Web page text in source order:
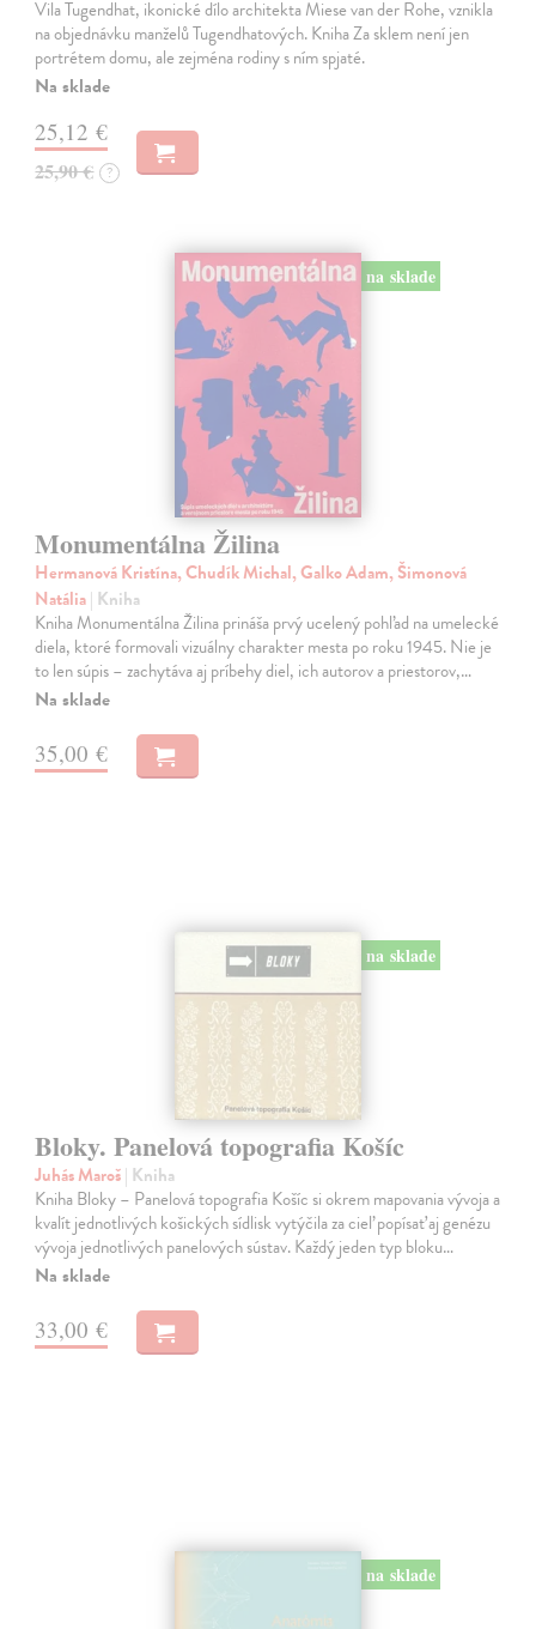
Vila Tugendhat, ikonické dílo architekta Miese van der Rohe, vznikla
na objednávku manželů Tugendhatových. Kniha Za sklem není jen
portrétem domu, ale zejména rodiny s ním spjaté.
Na sklade
25,12 €
25,90 € ?
na sklade
Monumentálna Žilina
Hermanová Kristína, Chudík Michal, Galko Adam, Šimonová
Natália| Kniha
Kniha Monumentálna Žilina prináša prvý ucelený pohľad na umelecké
diela, ktoré formovali vizuálny charakter mesta po roku 1945. Nie je
to len súpis – zachytáva aj príbehy diel, ich autorov a priestorov,…
Na sklade
35,00 €
na sklade
Bloky. Panelová topografia Košíc
Juhás Maroš| Kniha
Kniha Bloky – Panelová topografia Košíc si okrem mapovania vývoja a
kvalít jednotlivých košických sídlisk vytýčila za cieľ popísať aj genézu
vývoja jednotlivých panelových sústav. Každý jeden typ bloku…
Na sklade
33,00 €
na sklade